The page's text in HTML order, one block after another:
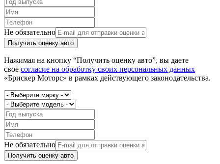
Не обязательно
Получить оценку авто
Нажимая на кнопку “Получить оценку авто”, вы даете
свое согласие на обработку своих персональных данных
«Брискер Моторс» в рамках действующего законодательства.
Не обязательно
Получить оценку авто